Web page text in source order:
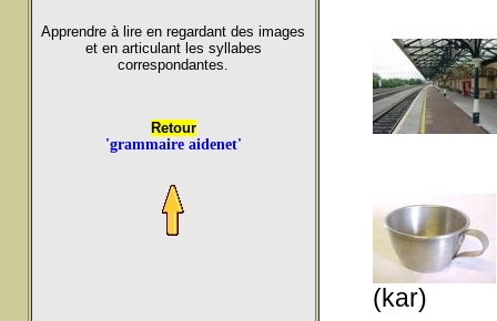
Apprendre à lire en regardant des images
et en articulant les syllabes
correspondantes.
Retour
'grammaire aidenet'
(kar)